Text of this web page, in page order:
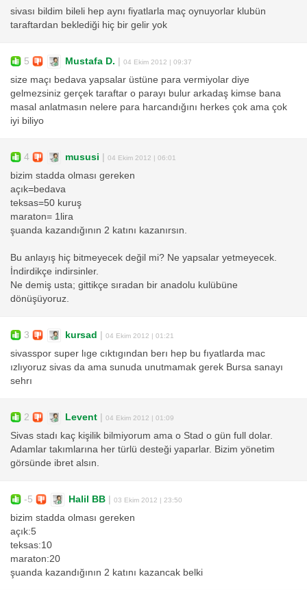
sivası bildim bileli hep aynı fiyatlarla maç oynuyorlar klubün
taraftardan beklediği hiç bir gelir yok
5 Mustafa D. | 04 Ekim 2012 | 09:37
size maçı bedava yapsalar üstüne para vermiyolar diye
gelmezsiniz gerçek taraftar o parayı bulur arkadaş kimse bana
masal anlatmasın nelere para harcandığını herkes çok ama çok
iyi biliyo
4 mususi | 04 Ekim 2012 | 06:01
bizim stadda olması gereken
açık=bedava
teksas=50 kuruş
maraton= 1lira
şuanda kazandığının 2 katını kazanırsın.
Bu anlayış hiç bitmeyecek değil mi? Ne yapsalar yetmeyecek.
İndirdikçe indirsinler.
Ne demiş usta; gittikçe sıradan bir anadolu kulübüne
dönüşüyoruz.
3 kursad | 04 Ekim 2012 | 01:21
sivasspor super lıge cıktıgından berı hep bu fıyatlarda mac
ızlıyoruz sivas da ama sunuda unutmamak gerek Bursa sanayı
sehrı
2 Levent | 04 Ekim 2012 | 01:09
Sivas stadı kaç kişilik bilmiyorum ama o Stad o gün full dolar.
Adamlar takımlarına her türlü desteği yaparlar. Bizim yönetim
görsünde ibret alsın.
-5 Halil BB | 03 Ekim 2012 | 23:50
bizim stadda olması gereken
açık:5
teksas:10
maraton:20
şuanda kazandığının 2 katını kazancak belki